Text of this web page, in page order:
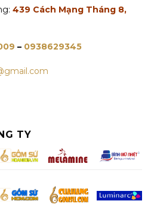
439 Cách Mạng Tháng 8,
– 0938629345
TY